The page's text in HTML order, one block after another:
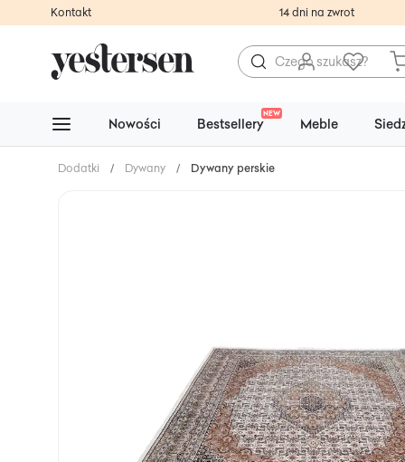
Kontakt 14 dni na zwrot
Nowości Bestsellery
NEW
Meble
Dodatki / Dywany / Dywany perskie